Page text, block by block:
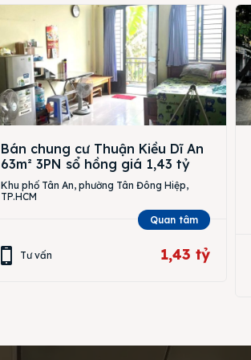
Bán chung cư Thuận Kiều Dĩ An
63m² 3PN sổ hồng giá 1,43 tỷ
Khu phố Tân An, phường Tân Đông Hiệp,
TP.HCM
Quan tâm
Tư vấn 1,43 tỷ